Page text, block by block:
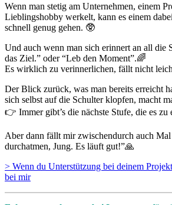
Wenn man stetig am Unternehmen, einem
Lieblingshobby werkelt, kann es einem
schnell genug gehen. 🥸
Und auch wenn man sich erinnert an all die
das Ziel.” oder “Leb den Moment”.🌈
Es wirklich zu verinnerlichen, fällt nicht
Der Blick zurück, was man bereits erreicht
sich selbst auf die Schulter klopfen, macht
👉 Immer gibt’s die nächste Stufe, die es
Aber dann fällt mir zwischendurch auch
durchatmen, Jung. Es läuft gut!”🙏
> Wenn du Unterstützung bei deinem
bei mir